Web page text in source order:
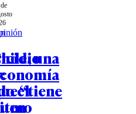
el
una
“tiene